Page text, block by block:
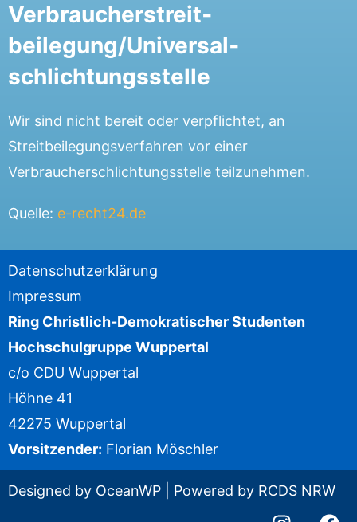
Verbraucher­streit­
beilegung/Universal­
schlichtungs­stelle
Wir sind nicht bereit oder verpflichtet, an
Streitbeilegungsverfahren vor einer
Verbraucherschlichtungsstelle teilzunehmen.
Quelle: e-recht24.de
Datenschutzerklärung
Impressum
Ring Christlich-Demokratischer Studenten
Hochschulgruppe Wuppertal
c/o CDU Wuppertal
Höhne 41
42275 Wuppertal
Vorsitzender: Florian Möschler
Designed by OceanWP | Powered by RCDS NRW